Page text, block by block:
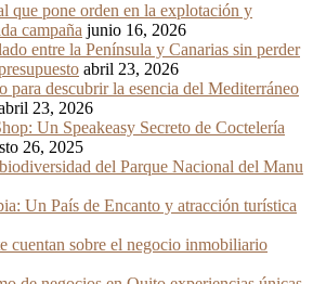
que pone orden en la explotación y
campaña junio 16, 2026
entre la Península y Canarias sin perder
abril 23, 2026
para descubrir la esencia del Mediterráneo
23, 2026
Un Speakeasy Secreto de Coctelería
26, 2025
del Parque Nacional del Manu
Un País de Encanto y atracción turística
cuentan sobre el negocio inmobiliario